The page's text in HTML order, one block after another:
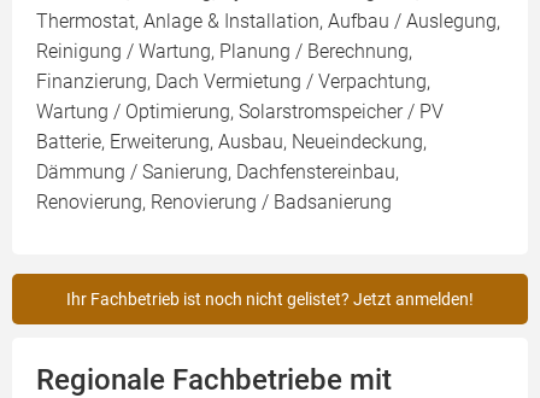
Thermostat, Anlage & Installation, Aufbau / Auslegung,
Reinigung / Wartung, Planung / Berechnung,
Finanzierung, Dach Vermietung / Verpachtung,
Wartung / Optimierung, Solarstromspeicher / PV
Batterie, Erweiterung, Ausbau, Neueindeckung,
Dämmung / Sanierung, Dachfenstereinbau,
Renovierung, Renovierung / Badsanierung
Ihr Fachbetrieb ist noch nicht gelistet? Jetzt anmelden!
Regionale Fachbetriebe mit